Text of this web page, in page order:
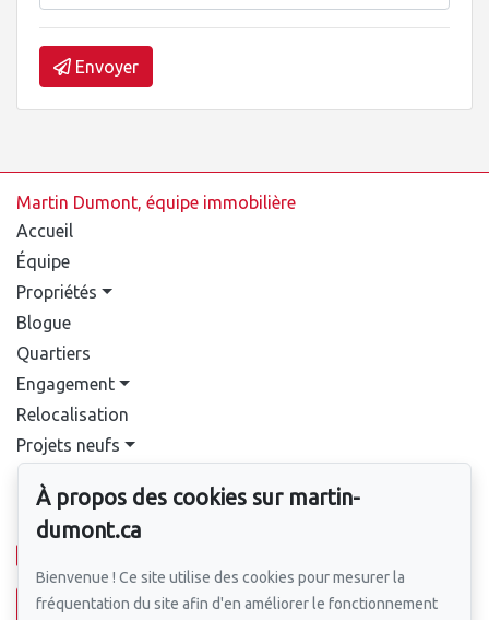
Envoyer
Martin Dumont, équipe immobilière
Accueil
Équipe
Propriétés
Blogue
Quartiers
Engagement
Relocalisation
Projets neufs
Pour nous joindre
Écrivez-nous un courriel
À propos des cookies sur martin-
dumont.ca
Bienvenue ! Ce site utilise des cookies pour mesurer la
fréquentation du site afin d'en améliorer le fonctionnement